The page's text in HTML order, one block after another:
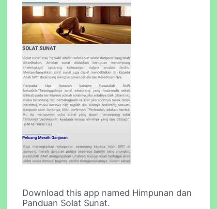
Download this app named Himpunan dan
Panduan Solat Sunat.